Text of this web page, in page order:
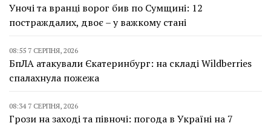
Уночі та вранці ворог бив по Сумщині: 12
постраждалих, двоє – у важкому стані
08:55 7 СЕРПНЯ, 2026
БпЛА атакували Єкатеринбург: на складі Wildberries
спалахнула пожежа
08:34 7 СЕРПНЯ, 2026
Грози на заході та півночі: погода в Україні на 7